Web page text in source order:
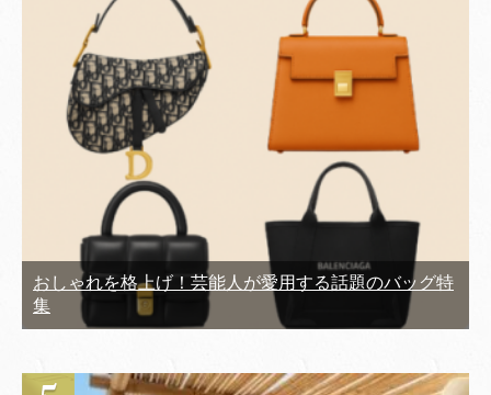
おしゃれを格上げ！芸能人が愛用する話題のバッグ特
集